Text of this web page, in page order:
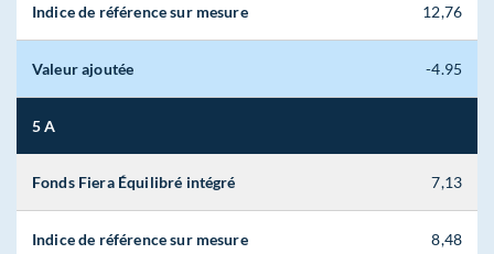
Indice de référence sur mesure 12,76
Valeur ajoutée -4.95
5 A
Fonds Fiera Équilibré intégré 7,13
Indice de référence sur mesure 8,48